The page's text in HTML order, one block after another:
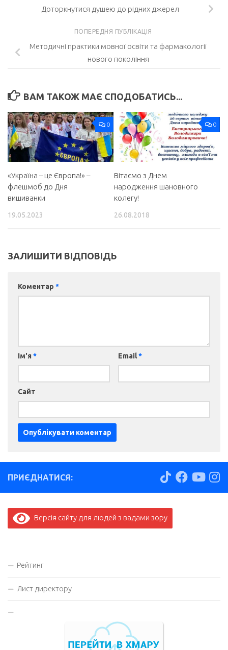
Доторкнутися душею до рідних джерел
ПОПЕРЕДНЯ ПУБЛІКАЦІЯ
Методичні практики мовної освіти та фармакології
нового покоління
ВАМ ТАКОЖ МАЄ СПОДОБАТИСЬ...
0
«Україна – це Європа!» –
флешмоб до Дня
вишиванки
19.05.2023
0
Вітаємо з Днем
народження шановного
колегу!
26.08.2018
ЗАЛИШИТИ ВІДПОВІДЬ
Коментар *
Ім'я * Email*
Сайт
ПРИЄДНАТИСЯ:
Версія сайту для людей з вадами зору
Рейтинг
Лист директору